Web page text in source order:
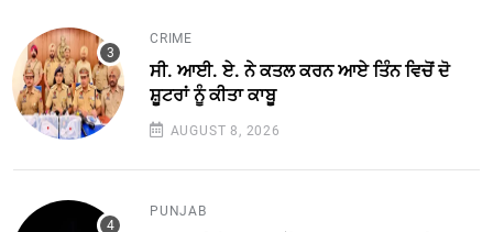
CRIME
ਸੀ. ਆਈ. ਏ. ਨੇ ਕਤਲ ਕਰਨ ਆਏ ਤਿੰਨ ਵਿਚੋਂ ਦੋ
ਸ਼ੂਟਰਾਂ ਨੂੰ ਕੀਤਾ ਕਾਬੂ
AUGUST 8, 2026
PUNJAB